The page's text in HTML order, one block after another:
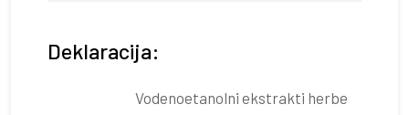
Deklaracija:
Vodenoetanolni ekstrakti herbe